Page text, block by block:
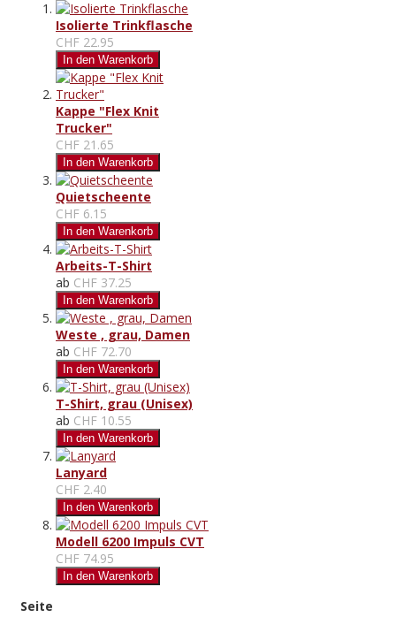
Isolierte Trinkflasche
CHF 22.95
In den Warenkorb
Kappe "Flex Knit
Trucker"
CHF 21.65
In den Warenkorb
Quietscheente
CHF 6.15
In den Warenkorb
Arbeits-T-Shirt
ab CHF 37.25
In den Warenkorb
Weste , grau, Damen
ab CHF 72.70
In den Warenkorb
T-Shirt, grau (Unisex)
ab CHF 10.55
In den Warenkorb
Lanyard
CHF 2.40
In den Warenkorb
Modell 6200 Impuls CVT
CHF 74.95
In den Warenkorb
Seite